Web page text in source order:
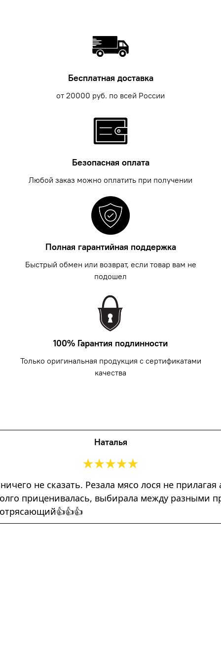
Бесплатная доставка
от 20000 руб. по всей России
Безопасная оплата
Любой заказ можно оплатить при получении
Полная гарантийная поддержка
Быстрый обмен или возврат, если товар вам не
подошел
100% Гарантия подлинности
Только оригинальная продукция с сертификатами
качества
Наталья
не сказать. Резала мясо лося не
приценивалась, выбирала между разными